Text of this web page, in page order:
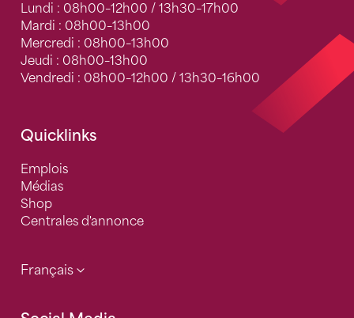
Lundi : 08h00–12h00 / 13h30–17h00
Mardi : 08h00–13h00
Mercredi : 08h00–13h00
Jeudi : 08h00–13h00
Vendredi : 08h00–12h00 / 13h30–16h00
Quicklinks
Emplois
Médias
Shop
Centrales d'annonce
Français